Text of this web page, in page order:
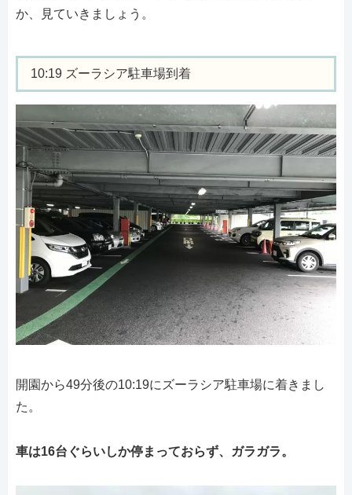
か、見ていきましょう。
10:19 ズーラシア駐車場到着
開園から49分後の10:19にズーラシア駐車場に着きまし
た。
車は16台ぐらいしか停まっておらず、ガラガラ。